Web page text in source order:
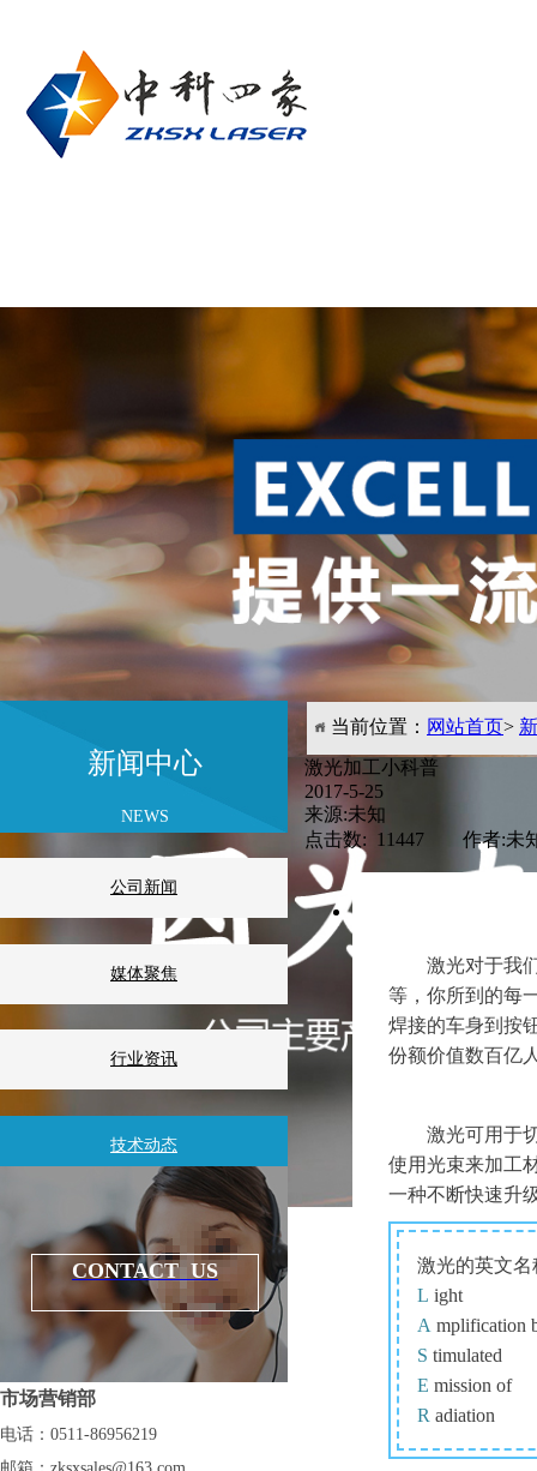
当前位置： 网站首页>
激光加工小科普
2017-5-25
来源:未知
点击数: 11447 作者:未
激光对于我
等，你所到的每
焊接的车身到按
份额价值数百亿
激光可用于
使用光束来加工
一种不断快速升
激光的英文名
L
A
S timulated
E mission of
R adiation
新闻中心
NEWS
公司新闻
媒体聚焦
行业资讯
技术动态
知识百科
CONTACT US
市场营销部
电话：0511-86956219